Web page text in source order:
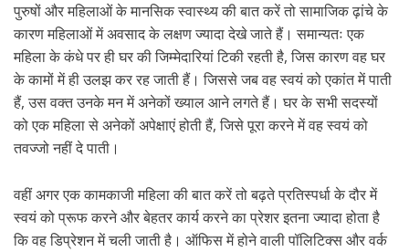
पुरुषों और महिलाओं के मानसिक स्वास्थ्य की बात करें तो सामाजिक ढ़ांचे के
कारण महिलाओं में अवसाद के लक्षण ज्यादा देखे जाते हैं। समान्यतः एक
महिला के कंधे पर ही घर की जिम्मेदारियां टिकी रहती है, जिस कारण वह घर
के कामों में ही उलझ कर रह जाती हैं। जिससे जब वह स्वयं को एकांत में पाती
हैं, उस वक्त उनके मन में अनेकों ख्याल आने लगते हैं। घर के सभी सदस्यों
को एक महिला से अनेकों अपेक्षाएं होती हैं, जिसे पूरा करने में वह स्वयं को
तवज्जो नहीं दे पाती।
वहीं अगर एक कामकाजी महिला की बात करें तो बढ़ते प्रतिस्पर्धा के दौर में
स्वयं को प्रूफ करने और बेहतर कार्य करने का प्रेशर इतना ज्यादा होता है
कि वह डिप्रेशन में चली जाती है। ऑफिस में होने वाली पॉलिटिक्स और वर्क